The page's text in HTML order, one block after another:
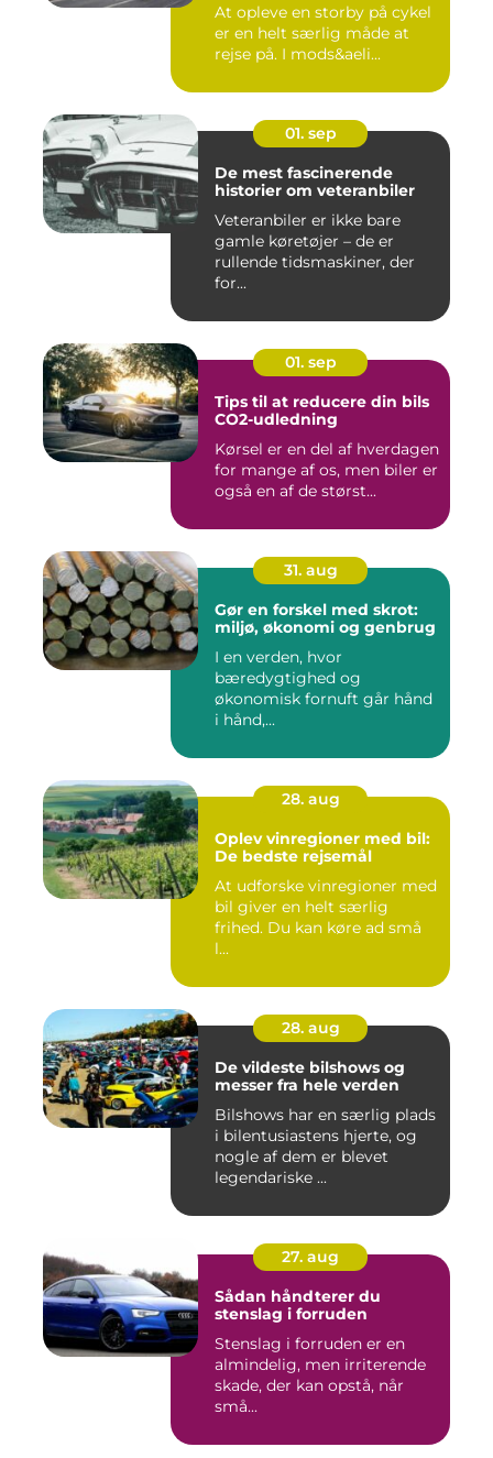
At opleve en storby på cykel
er en helt særlig måde at
rejse på. I mods&aeli...
01. sep
De mest fascinerende
historier om veteranbiler
Veteranbiler er ikke bare
gamle køretøjer – de er
rullende tidsmaskiner, der
for...
01. sep
Tips til at reducere din bils
CO2-udledning
Kørsel er en del af hverdagen
for mange af os, men biler er
også en af de størst...
31. aug
Gør en forskel med skrot:
miljø, økonomi og genbrug
I en verden, hvor
bæredygtighed og
økonomisk fornuft går hånd
i hånd,...
28. aug
Oplev vinregioner med bil:
De bedste rejsemål
At udforske vinregioner med
bil giver en helt særlig
frihed. Du kan køre ad små
l...
28. aug
De vildeste bilshows og
messer fra hele verden
Bilshows har en særlig plads
i bilentusiastens hjerte, og
nogle af dem er blevet
legendariske ...
27. aug
Sådan håndterer du
stenslag i forruden
Stenslag i forruden er en
almindelig, men irriterende
skade, der kan opstå, når
små...